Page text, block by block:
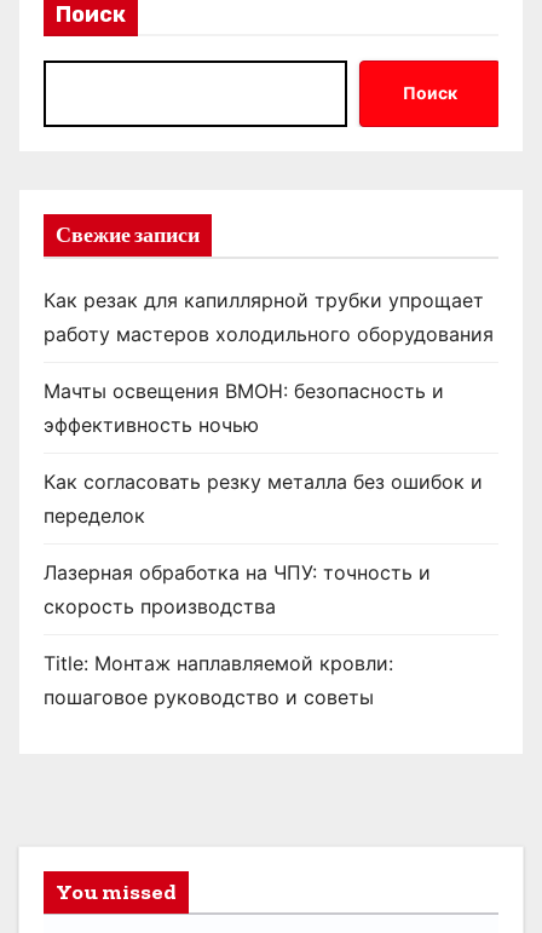
Поиск
Поиск
Свежие записи
Как резак для капиллярной трубки упрощает
работу мастеров холодильного оборудования
Мачты освещения ВМОН: безопасность и
эффективность ночью
Как согласовать резку металла без ошибок и
переделок
Лазерная обработка на ЧПУ: точность и
скорость производства
Title: Монтаж наплавляемой кровли:
пошаговое руководство и советы
You missed